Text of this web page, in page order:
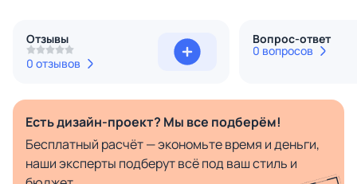
Отзывы
0 отзывов
Вопрос-ответ
0 вопросов
Есть дизайн-проект? Мы все подберём!
Бесплатный расчёт — экономьте время и деньги,
наши эксперты подберут всё под ваш стиль и